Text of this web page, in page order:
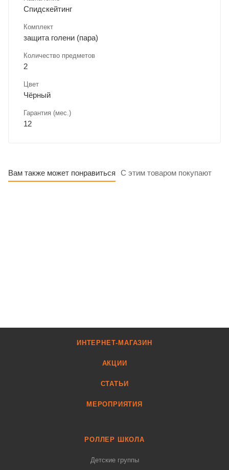
Спидскейтинг
Комплект
защита голени (пара)
Количество предметов
2
Цвет
Чёрный
Гарантия (мес.)
12
Вам также может понравиться С этим товаром покупают
ИНТЕРНЕТ-МАГАЗИН
АКЦИИ
СТАТЬИ
МЕРОПРИЯТИЯ
РОЛЛЕР ШКОЛА
Детские группы